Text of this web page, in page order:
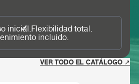
inicial.Flexibilidad total.
incluido.
VER TODO EL CATÁLOGO ↗